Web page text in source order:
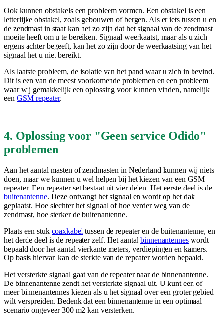
Ook kunnen obstakels een probleem vormen. Een obstakel is een
letterlijke obstakel, zoals gebouwen of bergen. Als er iets tussen u en
de zendmast in staat kan het zo zijn dat het signaal van de zendmast
moeite heeft om u te bereiken. Signaal weerkaatst, maar als u zich
ergens achter begeeft, kan het zo zijn door de weerkaatsing van het
signaal het u niet bereikt.
Als laatste probleem, de isolatie van het pand waar u zich in bevind.
Dit is een van de meest voorkomende problemen en een probleem
waar wij gemakkelijk een oplossing voor kunnen vinden, namelijk
een GSM repeater.
4. Oplossing voor "Geen service Odido"
problemen
Aan het aantal masten of zendmasten in Nederland kunnen wij niets
doen, maar we kunnen u wel helpen bij het kiezen van een GSM
repeater. Een repeater set bestaat uit vier delen. Het eerste deel is de
buitenantenne. Deze ontvangt het signaal en wordt op het dak
geplaatst. Hoe slechter het signaal of hoe verder weg van de
zendmast, hoe sterker de buitenantenne.
Plaats een stuk coaxkabel tussen de repeater en de buitenantenne, en
het derde deel is de repeater zelf. Het aantal binnenantennes wordt
bepaald door het aantal vierkante meters, verdiepingen en kamers.
Op basis hiervan kan de sterkte van de repeater worden bepaald.
Het versterkte signaal gaat van de repeater naar de binnenantenne.
De binnenantenne zendt het versterkte signaal uit. U kunt een of
meer binnenantennes kiezen als u het signaal over een groter gebied
wilt verspreiden. Bedenk dat een binnenantenne in een optimaal
scenario ongeveer 300 m2 kan versterken.